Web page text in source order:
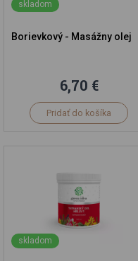
skladom
Borievkový - Masážny olej
6,70 €
Pridať do košíka
skladom